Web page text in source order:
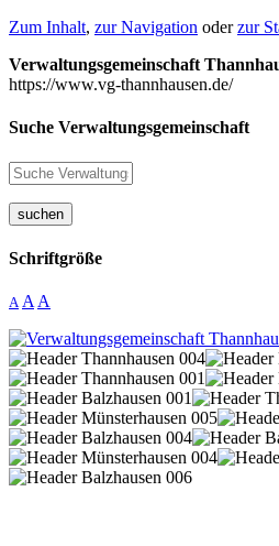
Zum Inhalt, zur Navigation oderzur
Verwaltungsgemeinschaft
https://www.vg-thannhausen.de/
Suche Verwaltungsgemeinschaft
suchen
Schriftgröße
A A A